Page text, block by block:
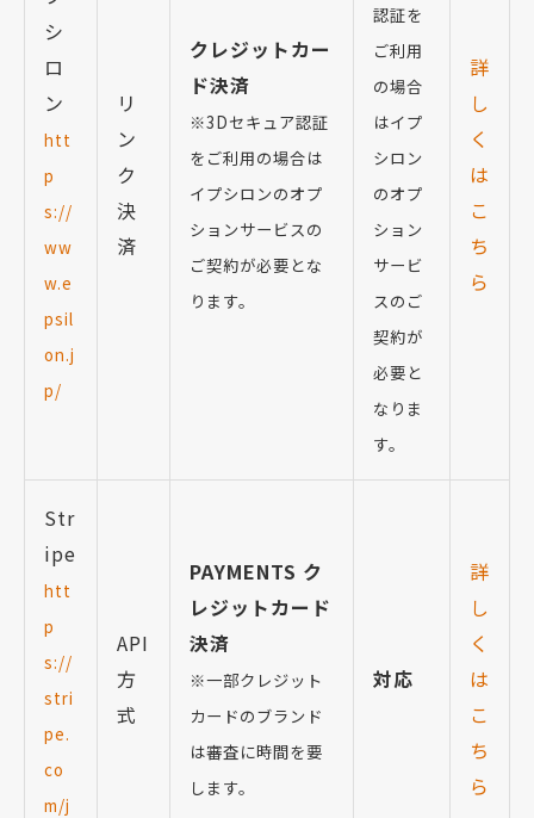
シ
ロ
ン
htt
p
s://
ww
w.e
psil
on.j
p/
リ
ン
ク
決
済
クレジットカー
ド決済
※3Dセキュア認証
をご利用の場合は
イプシロンのオプ
ションサービスの
ご契約が必要とな
ります。
認証を
ご利用
の場合
はイプ
シロン
のオプ
ション
サービ
スのご
契約が
必要と
なりま
す。
詳
し
く
は
こ
ち
ら
Str
ipe
htt
p
s://
stri
pe.
co
m/j
API
方
式
PAYMENTS ク
レジットカード
決済
※一部クレジット
カードのブランド
は審査に時間を要
します。
対応
詳
し
く
は
こ
ち
ら